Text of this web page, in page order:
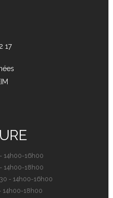
17
14h00-16h00
14h00-18h00
- 14h00-16h00
14h00-18h00